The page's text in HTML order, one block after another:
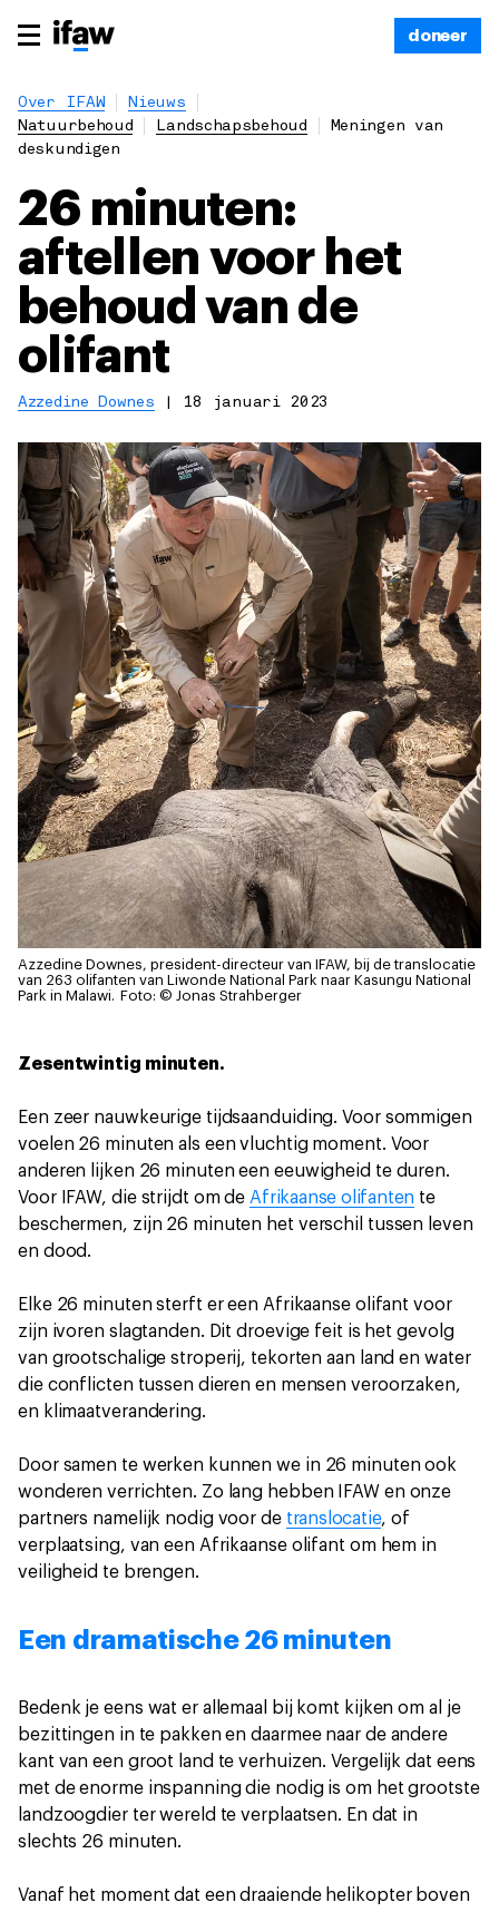
doneer
Over IFAW
Nieuws
Natuurbehoud
Landschapsbehoud
Meningen van
deskundigen
26 minuten:
aftellen voor het
behoud van de
olifant
Azzedine Downes 18 januari 2023
Azzedine Downes, president-directeur van IFAW, bij de translocatie
van 263 olifanten van Liwonde National Park naar Kasungu National
Park in Malawi.
Foto: © Jonas Strahberger
Zesentwintig minuten.
Een zeer nauwkeurige tijdsaanduiding. Voor sommigen
voelen 26 minuten als een vluchtig moment. Voor
anderen lijken 26 minuten een eeuwigheid te duren.
Voor IFAW, die strijdt om deAfrikaanse olifanten te
beschermen, zijn 26 minuten het verschil tussen leven
en dood.
Elke 26 minuten sterft er een Afrikaanse olifant voor
zijn ivoren slagtanden. Dit droevige feit is het gevolg
van grootschalige stroperij, tekorten aan land en water
die conflicten tussen dieren en mensen veroorzaken,
en klimaatverandering.
Door samen te werken kunnen we in 26 minuten ook
wonderen verrichten. Zo lang hebben IFAW en onze
partners namelijk nodig voor de translocatie, of
verplaatsing, van een Afrikaanse olifant om hem in
veiligheid te brengen.
Een dramatische 26 minuten
Bedenk je eens wat er allemaal bij komt kijken om al je
bezittingen in te pakken en daarmee naar de andere
kant van een groot land te verhuizen. Vergelijk dat eens
met de enorme inspanning die nodig is om het grootste
landzoogdier ter wereld te verplaatsen. En dat in
slechts 26 minuten.
Vanaf het moment dat een draaiende helikopter boven